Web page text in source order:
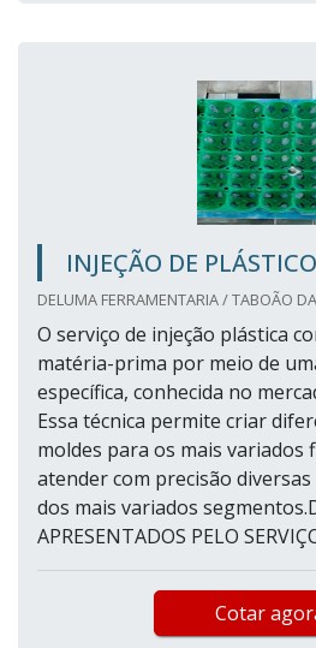
INJEÇÃO DE
DELUMA FERRAMENTARIA / TABOÃO
O serviço de injeção plástica
matéria-prima por meio de
específica, conhecida no
Essa técnica permite criar
moldes para os mais variados
atender com precisão
dos mais variados
APRESENTADOS PELO
Cotar